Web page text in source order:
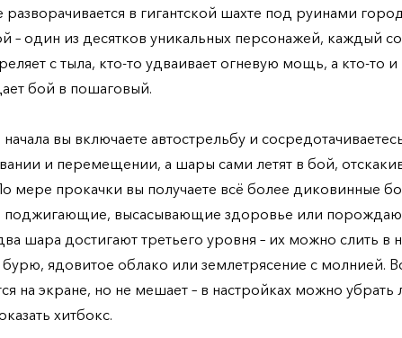
разворачивается в гигантской шахте под руинами
– один из десятков уникальных персонажей, каждый
с тыла, кто-то удваивает огневую мощь, а кто-то и
бой в пошаговый.
вы включаете автострельбу и
и перемещении, а шары сами летят в бой,
мере прокачки вы получаете всё более диковинные
поджигающие, высасывающие здоровье или
шара достигают третьего уровня – их можно слить в
ядовитое облако или землетрясение с молнией.
на экране, но не мешает – в настройках можно
хитбокс.